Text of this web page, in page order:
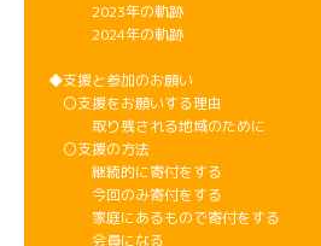
2023年の軌跡
2024年の軌跡
◆支援と参加のお願い
〇支援をお願いする理由
取り残される地域のために
〇支援の方法
継続的に寄付をする
今回のみ寄付をする
家庭にあるもので寄付をする
会員になる